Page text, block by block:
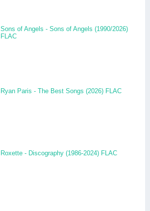
Sons of Angels - Sons of Angels (1990/2026)
FLAC
Ryan Paris - The Best Songs (2026) FLAC
Roxette - Discography (1986-2024) FLAC